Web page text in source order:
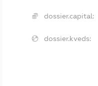
dossier.capital:
dossier.kveds: